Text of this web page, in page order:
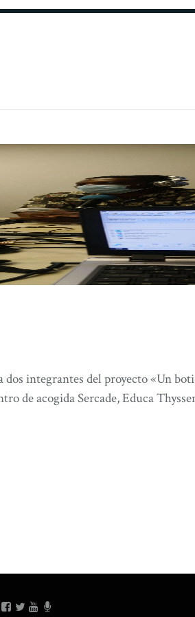
integrantes del proyecto «Un
de acogida Sercade, Educa